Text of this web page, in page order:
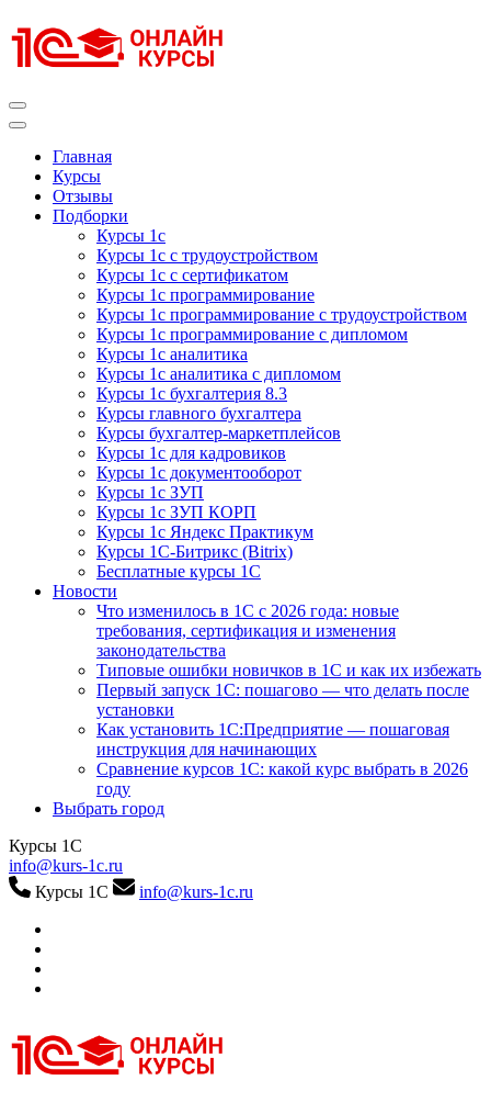
к
содержимому
Главная
Курсы
Отзывы
Подборки
Курсы 1с
Курсы 1с с трудоустройством
Курсы 1с с сертификатом
Курсы 1с программирование
Курсы 1с программирование с трудоустройством
Курсы 1с программирование с дипломом
Курсы 1с аналитика
Курсы 1с аналитика с дипломом
Курсы 1с бухгалтерия 8.3
Курсы главного бухгалтера
Курсы бухгалтер-маркетплейсов
Курсы 1с для кадровиков
Курсы 1с документооборот
Курсы 1с ЗУП
Курсы 1с ЗУП КОРП
Курсы 1с Яндекс Практикум
Курсы 1С-Битрикс (Bitrix)
Бесплатные курсы 1С
Новости
Что изменилось в 1С с 2026 года: новые
требования, сертификация и изменения
законодательства
Типовые ошибки новичков в 1С и как их избежать
Первый запуск 1С: пошагово — что делать после
установки
Как установить 1С:Предприятие — пошаговая
инструкция для начинающих
Сравнение курсов 1С: какой курс выбрать в 2026
году
Выбрать город
Курсы 1С
info@kurs-1c.ru
Курсы 1С
info@kurs-1c.ru